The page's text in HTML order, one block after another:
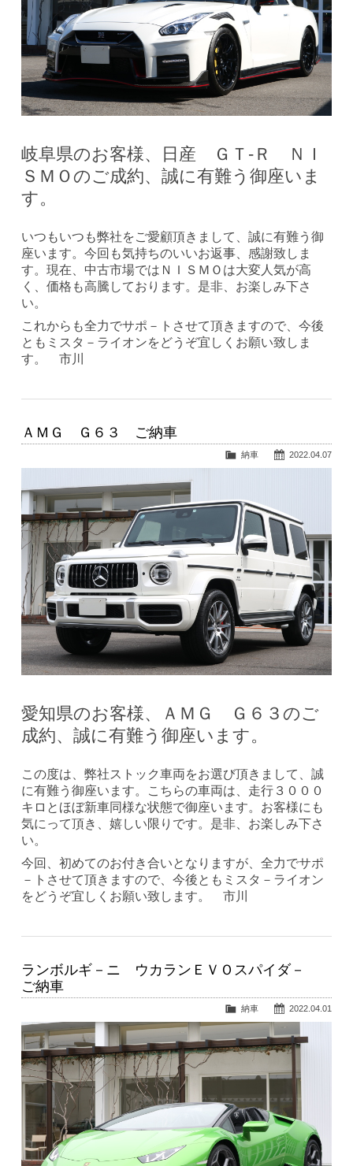
岐阜県のお客様、日産 ＧＴ-Ｒ ＮＩ
ＳＭＯのご成約、誠に有難う御座いま
す。
いつもいつも弊社をご愛顧頂きまして、誠に有難う御
座います。今回も気持ちのいいお返事、感謝致しま
す。現在、中古市場ではＮＩＳＭＯは大変人気が高
く、価格も高騰しております。是非、お楽しみ下さ
い。
これからも全力でサポ－トさせて頂きますので、今後
ともミスタ－ライオンをどうぞ宜しくお願い致しま
す。 市川
ＡＭＧ Ｇ６３ ご納車
2022.04.07
納車
愛知県のお客様、ＡＭＧ Ｇ６３のご
成約、誠に有難う御座います。
この度は、弊社ストック車両をお選び頂きまして、誠
に有難う御座います。こちらの車両は、走行３０００
キロとほぼ新車同様な状態で御座います。お客様にも
気にって頂き、嬉しい限りです。是非、お楽しみ下さ
い。
今回、初めてのお付き合いとなりますが、全力でサポ
－トさせて頂きますので、今後ともミスタ－ライオン
をどうぞ宜しくお願い致します。 市川
ランボルギ－ニ ウカランＥＶＯスパイダ－
ご納車
2022.04.01
納車